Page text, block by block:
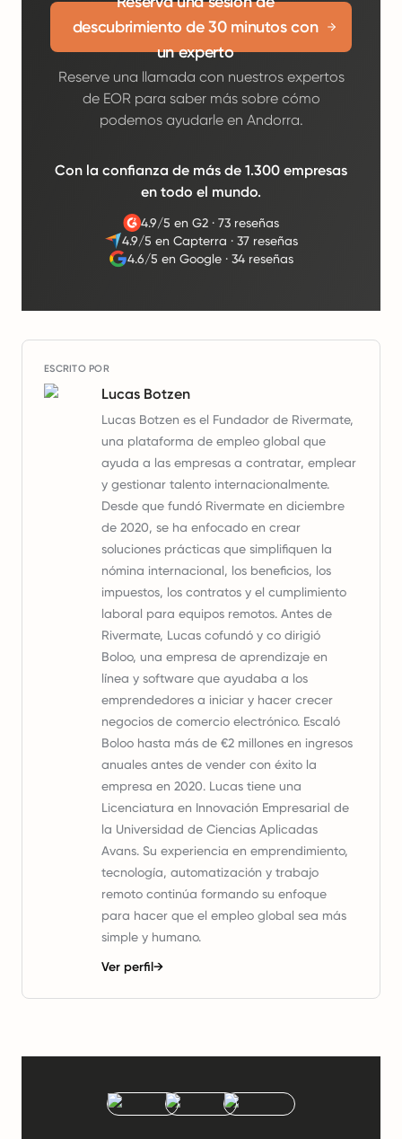
descubrimiento de 30 minutos con
un experto
Reserve una llamada con nuestros expertos
de EOR para saber más sobre cómo
podemos ayudarle en Andorra.
Con la confianza de más de 1.300 empresas
en todo el mundo.
4.9/5 en G2 ·73 reseñas
4.9/5 en Capterra ·37 reseñas
4.6/5 en Google· 34 reseñas
ESCRITO POR
Lucas Botzen
Lucas Botzen es el Fundador de Rivermate,
una plataforma de empleo global que
ayuda a las empresas a contratar, emplear
y gestionar talento internacionalmente.
Desde que fundó Rivermate en diciembre
de 2020, se ha enfocado en crear
soluciones prácticas que simplifiquen la
nómina internacional, los beneficios, los
impuestos, los contratos y el cumplimiento
laboral para equipos remotos. Antes de
Rivermate, Lucas cofundó y co dirigió
Boloo, una empresa de aprendizaje en
línea y software que ayudaba a los
emprendedores a iniciar y hacer crecer
negocios de comercio electrónico. Escaló
Boloo hasta más de €2 millones en ingresos
anuales antes de vender con éxito la
empresa en 2020. Lucas tiene una
Licenciatura en Innovación Empresarial de
la Universidad de Ciencias Aplicadas
Avans. Su experiencia en emprendimiento,
tecnología, automatización y trabajo
remoto continúa formando su enfoque
para hacer que el empleo global sea más
simple y humano.
Ver perfil→